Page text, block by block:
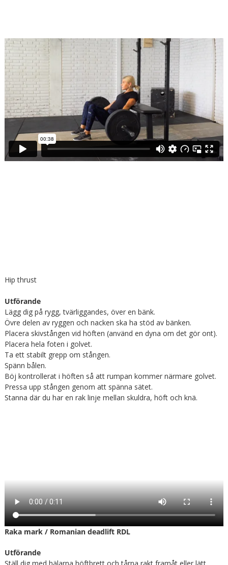
Hip thrust
Utförande
Lägg dig på rygg, tvärliggandes, över en bänk.
Övre delen av ryggen och nacken ska ha stöd av bänken.
Placera skivstången vid höften (använd en dyna om det gör ont).
Placera hela foten i golvet.
Ta ett stabilt grepp om stången.
Spänn bålen.
Böj kontrollerat i höften så att rumpan kommer närmare golvet.
Pressa upp stången genom att spänna sätet.
Stanna där du har en rak linje mellan skuldra, höft och knä.
Raka mark / Romanian deadlift RDL
Utförande